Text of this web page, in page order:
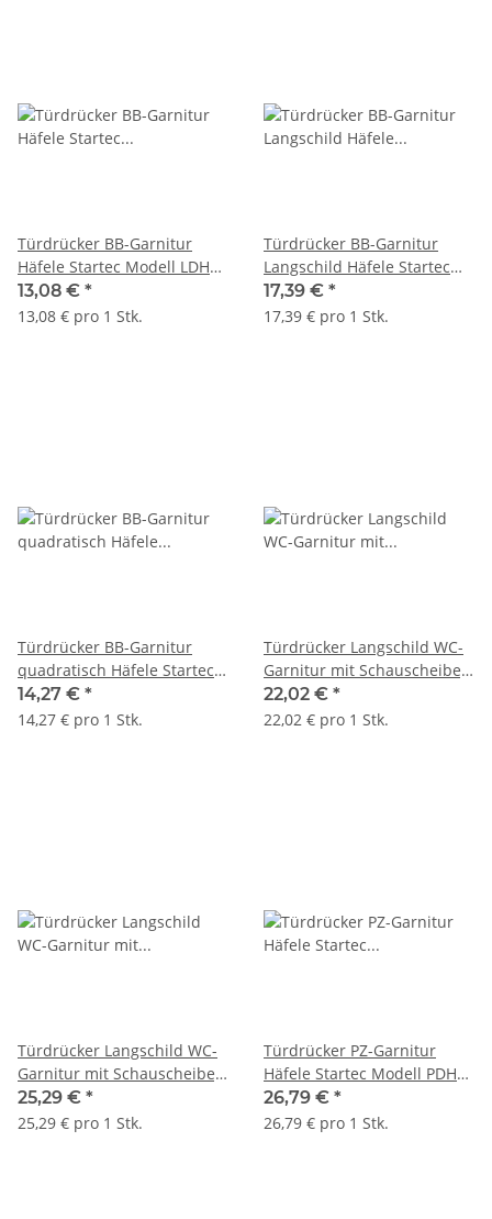
Türdrücker BB-Garnitur
Häfele Startec Modell LDH
2197 Edelstahl poliert
13,08 € *
13,08 € pro 1 Stk.
Türdrücker BB-Garnitur
Langschild Häfele Startec
Modell LDH 2170 Edelstahl
poliert
17,39 € *
17,39 € pro 1 Stk.
Türdrücker BB-Garnitur
quadratisch Häfele Startec
Modell LDH 2187 Edelstahl
poliert
14,27 € *
14,27 € pro 1 Stk.
Türdrücker Langschild WC-
Garnitur mit Schauscheibe,
Häfele Modell LDH 2170
Edelstahl
22,02 € *
22,02 € pro 1 Stk.
Türdrücker Langschild WC-
Garnitur mit Schauscheibe,
Häfele Modell LDH 2171
Edelstahl
25,29 € *
25,29 € pro 1 Stk.
Türdrücker PZ-Garnitur
Häfele Startec Modell PDH
5103 Edelstahl
26,79 € *
26,79 € pro 1 Stk.